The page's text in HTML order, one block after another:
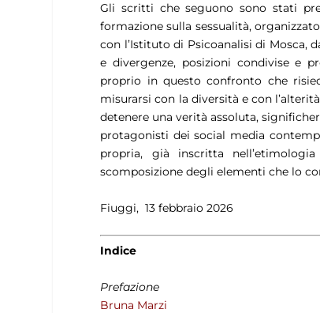
Gli scritti che seguono sono stati
formazione sulla sessualità,
con l’Istituto di Psicoanalisi di Mosca,
e divergenze, posizioni condivise e
proprio in questo confronto che
misurarsi con la diversità e con
detenere una verità assoluta,
protagonisti dei social media
propria, già inscritta
scomposizione degli elementi che lo
Fiuggi, 13 febbraio 2026
Indice
Prefazione
Bruna Marzi